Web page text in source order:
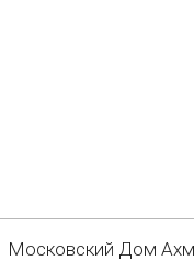
Московский Дом